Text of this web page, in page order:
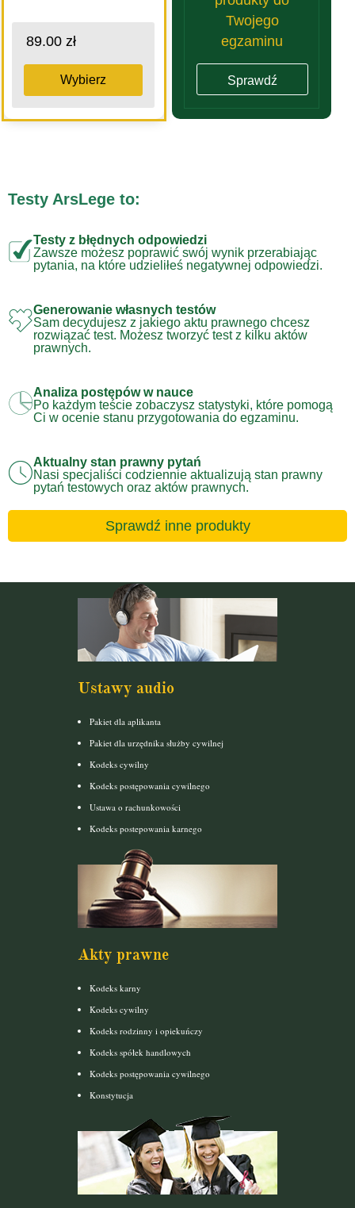
89.00 zł
Wybierz
Twojego
egzaminu
Sprawdź
Testy ArsLege to:
Testy z błędnych odpowiedzi
Zawsze możesz poprawić swój wynik przerabiając
pytania, na które udzieliłeś negatywnej odpowiedzi.
Generowanie własnych testów
Sam decydujesz z jakiego aktu prawnego chcesz
rozwiązać test. Możesz tworzyć test z kilku aktów
prawnych.
Analiza postępów w nauce
Po każdym teście zobaczysz statystyki, które pomogą
Ci w ocenie stanu przygotowania do egzaminu.
Aktualny stan prawny pytań
Nasi specjaliści codziennie aktualizują stan prawny
pytań testowych oraz aktów prawnych.
Sprawdź inne produkty
Ustawy audio
Pakiet dla aplikanta
Pakiet dla urzędnika służby cywilnej
Kodeks cywilny
Kodeks postępowania cywilnego
Ustawa o rachunkowości
Kodeks postepowania karnego
Akty prawne
Kodeks karny
Kodeks cywilny
Kodeks rodzinny i opiekuńczy
Kodeks spółek handlowych
Kodeks postępowania cywilnego
Konstytucja